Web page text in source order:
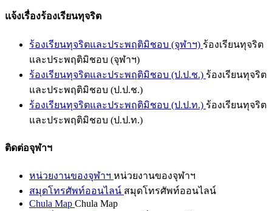
แจ้งเรื่องร้องเรียนทุจริต
ร้องเรียนทุจริตและประพฤติมิชอบ (จุฬาฯ) ร้องเรียนทุจริต
และประพฤติมิชอบ (จุฬาฯ)
ร้องเรียนทุจริตและประพฤติมิชอบ (ป.ป.ช.) ร้องเรียนทุจริต
และประพฤติมิชอบ (ป.ป.ช.)
ร้องเรียนทุจริตและประพฤติมิชอบ (ป.ป.ท.) ร้องเรียนทุจริต
และประพฤติมิชอบ (ป.ป.ท.)
ติดต่อจุฬาฯ
หน่วยงานของจุฬาฯ หน่วยงานของจุฬาฯ
สมุดโทรศัพท์ออนไลน์ สมุดโทรศัพท์ออนไลน์
Chula Map Chula Map